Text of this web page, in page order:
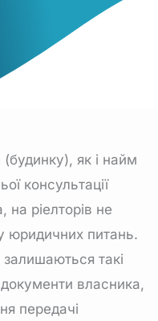
як і найм
консультації
на ріелторів не
юридичних питань.
такі
власника,
передачі